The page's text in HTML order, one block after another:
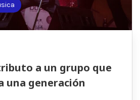
a un grupo que
una generación